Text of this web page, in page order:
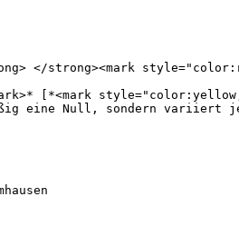
</strong><mark
[*<mark
eine Null, sondern variiert